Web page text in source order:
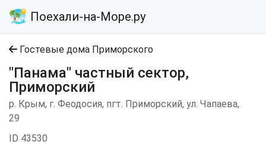
Поехали-на-Море.ру
Гостевые дома Приморского
"Панама" частный сектор,
Приморский
р. Крым, г. Феодосия, пгт. Приморский, ул. Чапаева,
29
ID 43530